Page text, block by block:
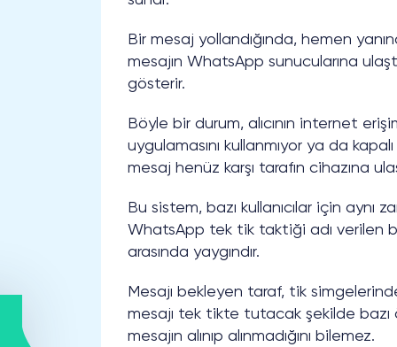
Bir mesaj yollandığında, hemen
mesajın WhatsApp sunucularına
gösterir.
Böyle bir durum, alıcının internet
uygulamasını kullanmıyor ya da
mesaj henüz karşı tarafın cihazına
Bu sistem, bazı kullanıcılar için aynı
WhatsApp tek tik taktiği adı verilen
arasında yaygındır.
Mesajı bekleyen taraf, tik
mesajı tek tikte tutacak şekilde
mesajın alınıp alınmadığını bilemez.